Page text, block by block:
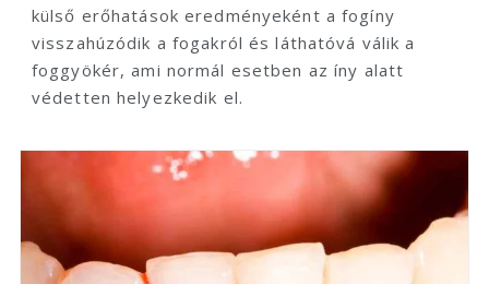
külső erőhatások eredményeként a fogíny
visszahúzódik a fogakról és láthatóvá válik a
foggyökér, ami normál esetben az íny alatt
védetten helyezkedik el.